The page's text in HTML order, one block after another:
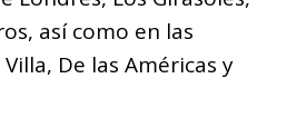
así como en las
De las Américas y